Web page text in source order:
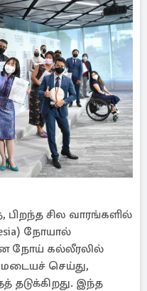
பிறந்த சில வாரங்களில்
நோயால்
நோய் கல்லீரலில்
செய்து,
தடுக்கிறது. இந்த